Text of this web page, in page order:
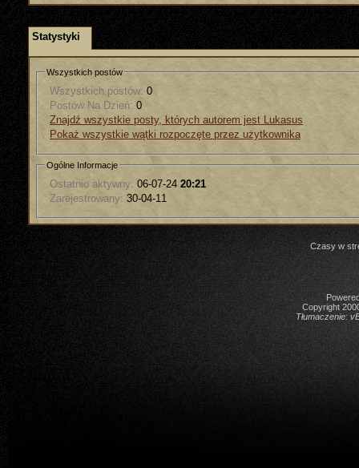
Statystyki
Wszystkich postów
Wszystkich postów: 0
Postów Na Dzień: 0
Znajdź wszystkie posty, których autorem jest Lukasus
Pokaż wszystkie wątki rozpoczęte przez użytkownika
Ogólne Informacje
Ostatnio aktywny: 06-07-24 20:21
Zarejestrowany: 30-04-11
Czasy w
Copyright
Tłumaczenie: